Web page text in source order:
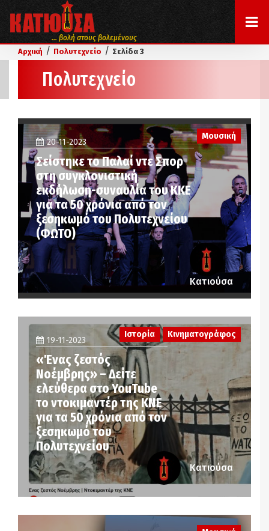
... βολή στους βολεμένους
Αρχική / Πολυτεχνείο / Σελίδα 3
Πολυτεχνείο
Μουσική
20-11-2023
Σείστηκε το Παλαί ντε Σπορ
στη συγκλονιστική
εκδήλωση-συναυλία του ΚΚΕ
για τα 50 χρόνια από τον
ξεσηκωμό του Πολυτεχνείου
(ΦΩΤΟ)
Κατιούσα
19-11-2023
«Ένας ζεστός
Νοέμβρης» – Δείτε
ελεύθερα στο YouTube
το ντοκιμαντέρ της ΚΝΕ
για τα 50 χρόνια από τον
ξεσηκωμό του
Πολυτεχνείου
Ιστορία Κινηματογράφος
Κατιούσα